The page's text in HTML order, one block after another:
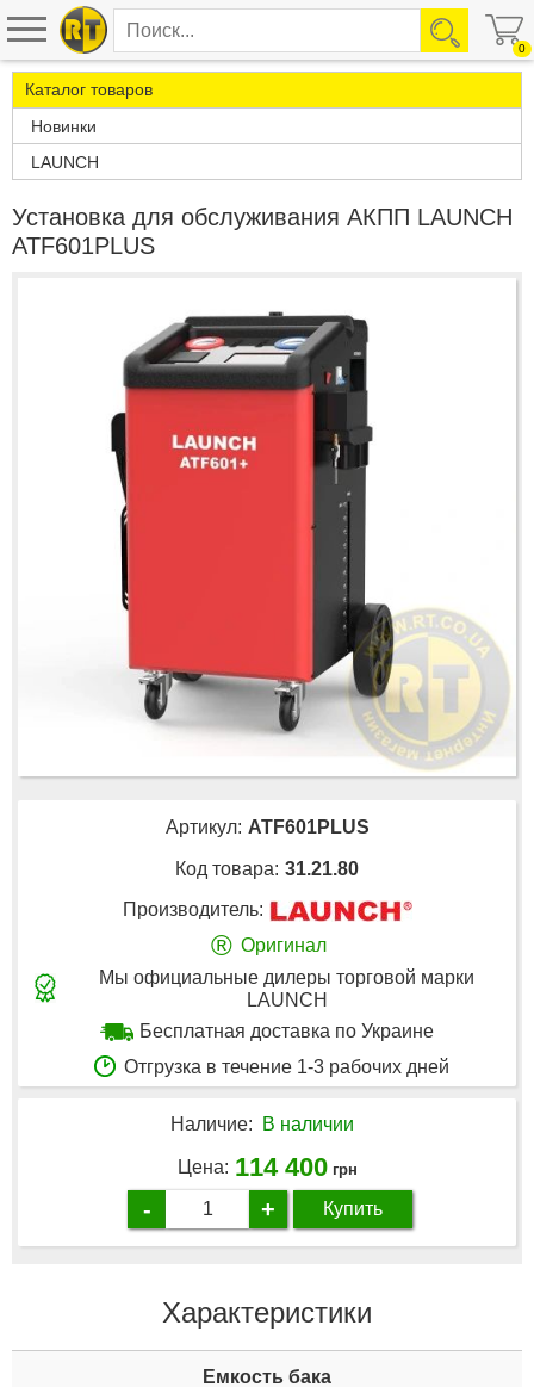
0
Каталог товаров
Новинки
LAUNCH
Установка для обслуживания АКПП LAUNCH
ATF601PLUS
Артикул: ATF601PLUS
Код товара: 31.21.80
Производитель:
® Оригинал
Мы официальные дилеры торговой марки
LAUNCH
Бесплатная доставка по Украине
Отгрузка в течение 1-3 рабочих дней
Наличие: В наличии
Цена: 114 400 грн
- + Купить
Характеристики
Емкость бака